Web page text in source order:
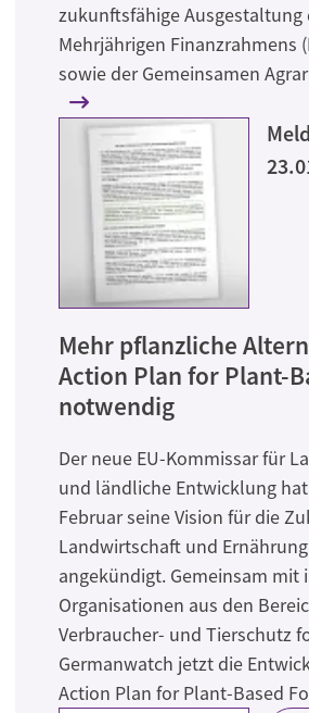
zukunftsfähige Ausgestaltung
Mehrjährigen Finanzrahmens
sowie der Gemeinsamen
Mehr pflanzliche
Action Plan for Plant-
notwendig
Der neue EU-Kommissar für
und ländliche Entwicklung
Februar seine Vision für die
Landwirtschaft und Ernährung
angekündigt. Gemeinsam mit
Organisationen aus den
Verbraucher- und Tierschutz
Germanwatch jetzt die
Action Plan for Plant-Based